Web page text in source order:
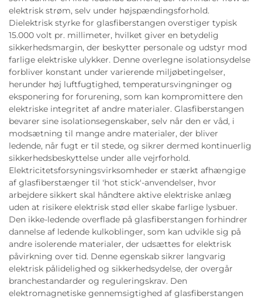
elektrisk strøm, selv under højspændingsforhold.
Dielektrisk styrke for glasfiberstangen overstiger typisk
15.000 volt pr. millimeter, hvilket giver en betydelig
sikkerhedsmargin, der beskytter personale og udstyr mod
farlige elektriske ulykker. Denne overlegne isolationsydelse
forbliver konstant under varierende miljøbetingelser,
herunder høj luftfugtighed, temperatursvingninger og
eksponering for forurening, som kan kompromittere den
elektriske integritet af andre materialer. Glasfiberstangen
bevarer sine isolationsegenskaber, selv når den er våd, i
modsætning til mange andre materialer, der bliver
ledende, når fugt er til stede, og sikrer dermed kontinuerlig
sikkerhedsbeskyttelse under alle vejrforhold.
Elektricitetsforsyningsvirksomheder er stærkt afhængige
af glasfiberstænger til 'hot stick'-anvendelser, hvor
arbejdere sikkert skal håndtere aktive elektriske anlæg
uden at risikere elektrisk stød eller skabe farlige lysbuer.
Den ikke-ledende overflade på glasfiberstangen forhindrer
dannelse af ledende kulkoblinger, som kan udvikle sig på
andre isolerende materialer, der udsættes for elektrisk
påvirkning over tid. Denne egenskab sikrer langvarig
elektrisk pålidelighed og sikkerhedsydelse, der overgår
branchestandarder og reguleringskrav. Den
elektromagnetiske gennemsigtighed af glasfiberstangen